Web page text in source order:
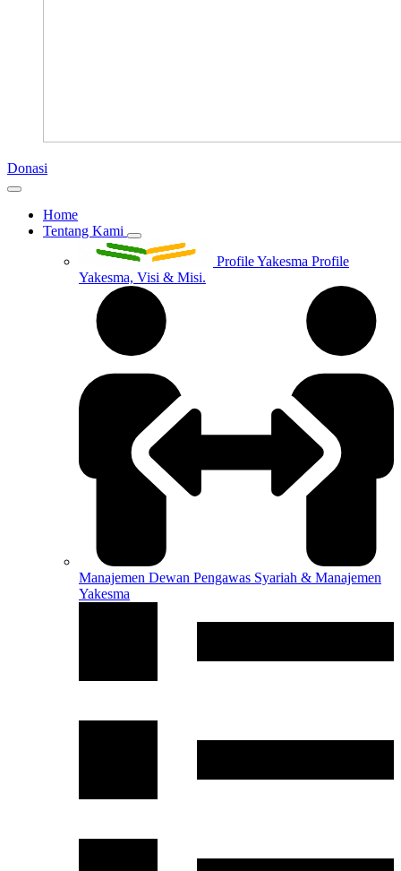
Donasi
Home
Tentang Kami
Profile Yakesma Profile
Yakesma, Visi & Misi.
Manajemen Dewan Pengawas Syariah & Manajemen
Yakesma